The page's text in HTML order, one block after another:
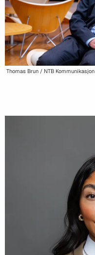
Thomas Brun / NTB Kommunikasjon